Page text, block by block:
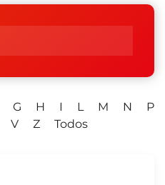
G H I L M N
P
V Z Todos